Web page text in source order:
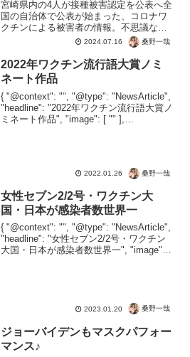
宮崎県内の4人が接種被害認定を公表へ全
国の自治体で公表が始まった、コロナワ
クチンによる被害者の情報。不思議なの
は2023年に政府から自治体へ、ワクチン
被害の情報を隠蔽するように指示。公開
はおろか、問い合わせにも応じないよう
に通達がでていたは...
2024.07.16 桑野一哉
2022年ワクチン流行語大賞ノミ
ネート作品
{ "@context": "", "@type": "NewsArticle",
"headline": "2022年ワクチン流行語大賞ノ
ミネート作品", "image": [ "" ],
2022.01.26 桑野一哉
女性セブン2/2号・ワクチン大
国・日本が感染者数世界一
{ "@context": "", "@type": "NewsArticle",
"headline": "女性セブン2/2号・ワクチン
大国・日本が感染者数世界一", "image": [
2023.01.20 桑野一哉
ジョーバイデンもマスクパフォー
マンス♪